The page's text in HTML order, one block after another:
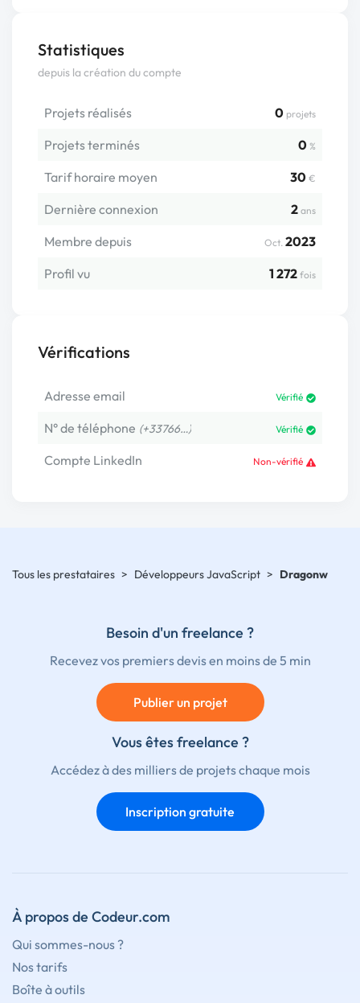
Statistiques
depuis la création du compte
Projets réalisés 0 projets
Projets terminés 0 %
Tarif horaire moyen 30 €
Dernière connexion 2 ans
Membre depuis Oct. 2023
Profil vu
1 272 fois
Vérifications
Adresse email Vérifié
N° de téléphone (+33766…) Vérifié
Compte LinkedIn Non-vérifié
Tous les prestataires > Développeurs JavaScript > Dragonw
Besoin d'un freelance ?
Recevez vos premiers devis en moins de 5 min
Publier un projet
Vous êtes freelance ?
Accédez à des milliers de projets chaque mois
Inscription gratuite
À propos de Codeur.com
Qui sommes-nous ?
Nos tarifs
Boîte à outils